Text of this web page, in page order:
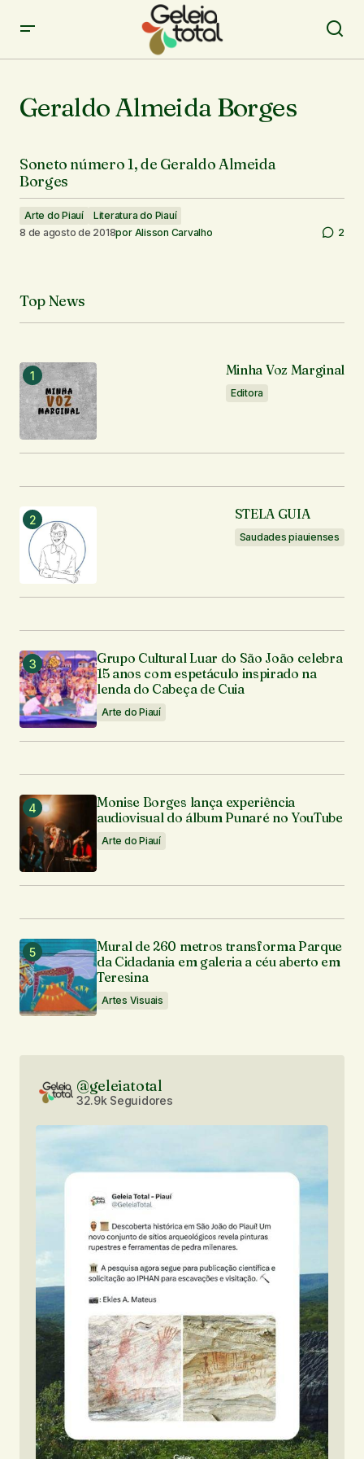
Geraldo Almeida Borges
Soneto número 1, de Geraldo Almeida
Borges
Arte do Piauí
Literatura do Piauí
8 de agosto de 2018por Alisson Carvalho 2
Top News
Minha Voz Marginal
Editora
STELA GUIA
Saudades piauienses
Grupo Cultural Luar do São João celebra
15 anos com espetáculo inspirado na
lenda do Cabeça de Cuia
Arte do Piauí
Monise Borges lança experiência
audiovisual do álbum Punaré no YouTube
Arte do Piauí
Mural de 260 metros transforma Parque
da Cidadania em galeria a céu aberto em
Teresina
Artes Visuais
@geleiatotal
32.9k Seguidores